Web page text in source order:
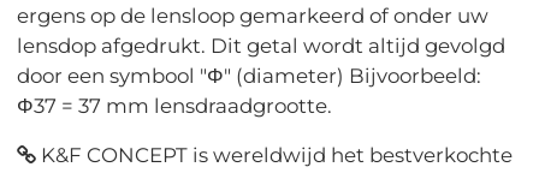
ergens op de lensloop gemarkeerd of onder uw
lensdop afgedrukt. Dit getal wordt altijd gevolgd
door een symbool "Φ" (diameter) Bijvoorbeeld:
Φ37 = 37 mm lensdraadgrootte.
K&F CONCEPT is wereldwijd het bestverkochte